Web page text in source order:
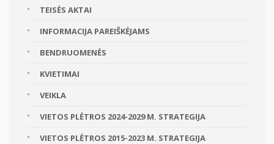
TEISĖS AKTAI
INFORMACIJA PAREIŠKĖJAMS
BENDRUOMENĖS
KVIETIMAI
VEIKLA
VIETOS PLĖTROS 2024-2029 M. STRATEGIJA
VIETOS PLĖTROS 2015-2023 M. STRATEGIJA